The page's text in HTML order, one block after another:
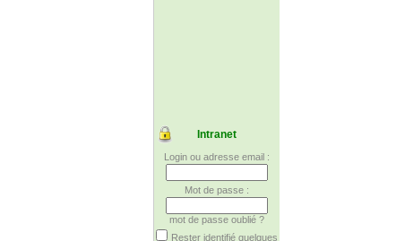
Intranet
Login ou adresse email :
Mot de passe :
mot de passe oublié ?
Rester identifié quelques